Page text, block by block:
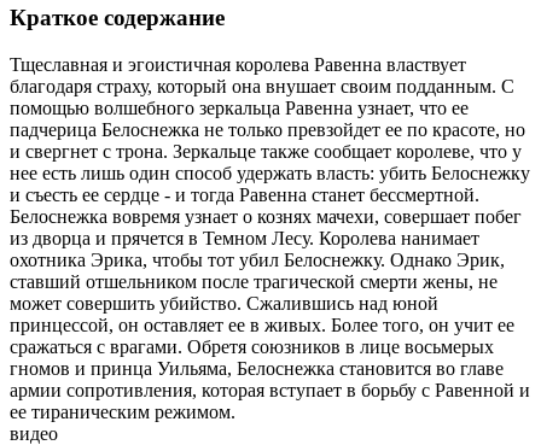
Краткое содержание
Тщеславная и эгоистичная королева Равенна властвует
благодаря страху, который она внушает своим подданным. С
помощью волшебного зеркальца Равенна узнает, что ее
падчерица Белоснежка не только превзойдет ее по красоте, но
и свергнет с трона. Зеркальце также сообщает королеве, что у
нее есть лишь один способ удержать власть: убить Белоснежку
и съесть ее сердце - и тогда Равенна станет бессмертной.
Белоснежка вовремя узнает о кознях мачехи, совершает побег
из дворца и прячется в Темном Лесу. Королева нанимает
охотника Эрика, чтобы тот убил Белоснежку. Однако Эрик,
ставший отшельником после трагической смерти жены, не
может совершить убийство. Сжалившись над юной
принцессой, он оставляет ее в живых. Более того, он учит ее
сражаться с врагами. Обретя союзников в лице восьмерых
гномов и принца Уильяма, Белоснежка становится во главе
армии сопротивления, которая вступает в борьбу с Равенной и
ее тираническим режимом.
видео